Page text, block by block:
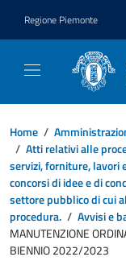
Regione Piemonte
Home /
/ Atti relativi alle
servizi, forniture, lavori
concorsi di idee e di
settore pubblico di cui
procedura. / Avvisi e
MANUTENZIONE
BIENNIO 2022/2023